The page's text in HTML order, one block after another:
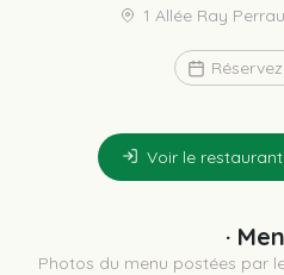
1 Allée Ray
Voir le
·
Photos du menu postées par